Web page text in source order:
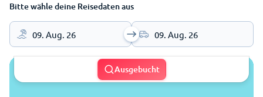
Bitte wähle deine Reisedaten aus
09. Aug. 26 09. Aug. 26
Ausgebucht